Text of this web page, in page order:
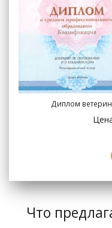
Диплом
Что